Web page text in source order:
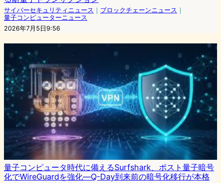
サイバーセキュリティニュース ｜ ブロックチェーンニュース ｜
量子コンピューターニュース
2026年7月5日9:56
量子コンピュータ時代に備えるSurfshark、ポスト量子暗号
化でWireGuardを強化—Q-Day到来前の暗号化移行が本格